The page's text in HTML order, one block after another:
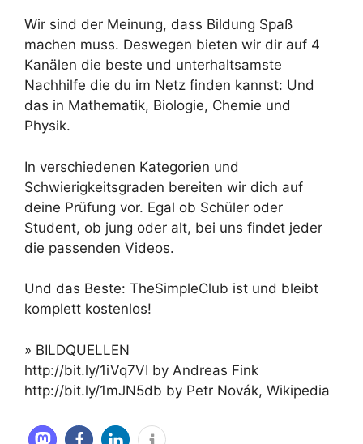
Wir sind der Meinung, dass Bildung Spaß
machen muss. Deswegen bieten wir dir auf 4
Kanälen die beste und unterhaltsamste
Nachhilfe die du im Netz finden kannst: Und
das in Mathematik, Biologie, Chemie und
Physik.
In verschiedenen Kategorien und
Schwierigkeitsgraden bereiten wir dich auf
deine Prüfung vor. Egal ob Schüler oder
Student, ob jung oder alt, bei uns findet jeder
die passenden Videos.
Und das Beste: TheSimpleClub ist und bleibt
komplett kostenlos!
» BILDQUELLEN
http://bit.ly/1iVq7VI by Andreas Fink
http://bit.ly/1mJN5db by Petr Novák, Wikipedia